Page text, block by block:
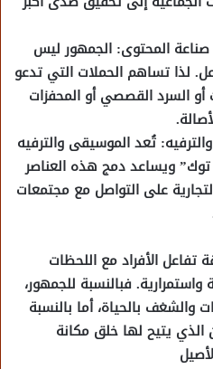
المحتوى: الجمهور ليس
لذا تساهم الحملات التي تدعو
أو السرد القصصي أو المحفزات
تُعد الموسيقى والترفيه
ويساعد دمج هذه العناصر
على التواصل مع مجتمعات
الأفراد مع اللحظات
واستمرارية. فبالنسبة للجمهور،
بالحياة، أما بالنسبة
الذي يتيح لها خلق مكانة